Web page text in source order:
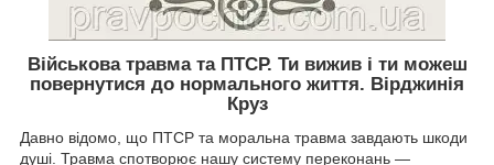
Військова травма та ПТСР. Ти вижив і ти можеш
повернутися до нормального життя. Вірджинія
Круз
Давно відомо, що ПТСР та моральна травма завдають шкоди
душі. Травма спотворює нашу систему переконань —